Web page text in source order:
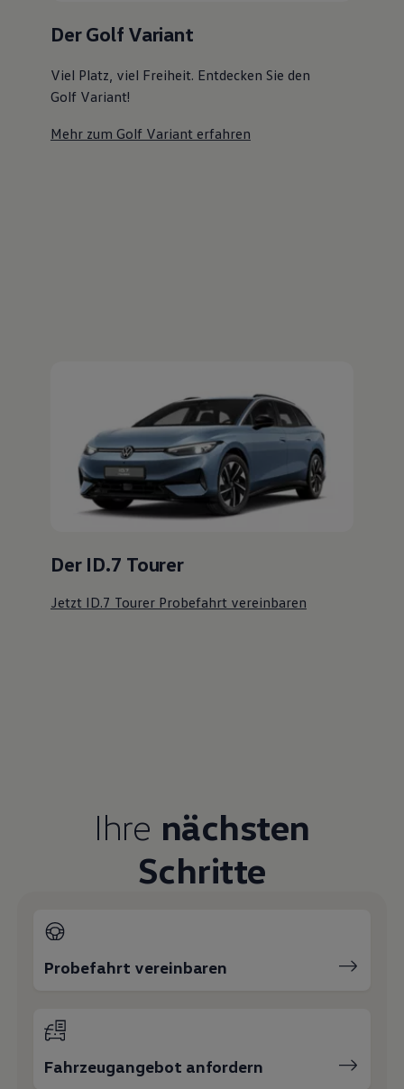
Der Golf Variant
Viel Platz, viel Freiheit. Entdecken Sie den
Golf Variant!
Mehr zum Golf Variant erfahren
Der ID.7 Tourer
Jetzt ID.7 Tourer Probefahrt vereinbaren
Ihre nächsten
Schritte
Probefahrt vereinbaren
Fahrzeugangebot anfordern